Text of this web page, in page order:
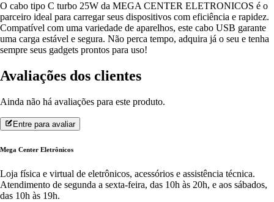
O cabo tipo C turbo 25W da MEGA CENTER ELETRONICOS é o
parceiro ideal para carregar seus dispositivos com eficiência e rapidez.
Compatível com uma variedade de aparelhos, este cabo USB garante
uma carga estável e segura. Não perca tempo, adquira já o seu e tenha
sempre seus gadgets prontos para uso!
Avaliações dos clientes
Ainda não há avaliações para este produto.
Entre para avaliar
Mega Center Eletrônicos
Loja física e virtual de eletrônicos, acessórios e assistência técnica.
Atendimento de segunda a sexta-feira, das 10h às 20h, e aos sábados,
das 10h às 19h.